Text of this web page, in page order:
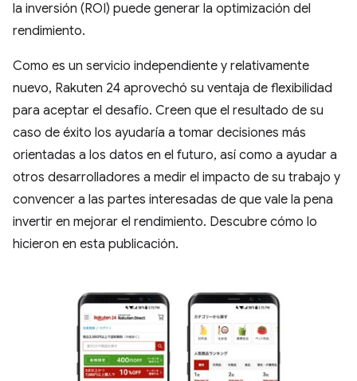
la inversión (ROI) puede generar la optimización del
rendimiento.
Como es un servicio independiente y relativamente
nuevo, Rakuten 24 aprovechó su ventaja de flexibilidad
para aceptar el desafío. Creen que el resultado de su
caso de éxito los ayudaría a tomar decisiones más
orientadas a los datos en el futuro, así como a ayudar a
otros desarrolladores a medir el impacto de su trabajo y
convencer a las partes interesadas de que vale la pena
invertir en mejorar el rendimiento. Descubre cómo lo
hicieron en esta publicación.